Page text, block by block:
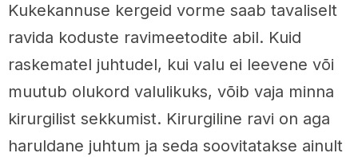
Kukekannuse kergeid vorme saab tavaliselt
ravida koduste ravimeetodite abil. Kuid
raskematel juhtudel, kui valu ei leevene või
muutub olukord valulikuks, võib vaja minna
kirurgilist sekkumist. Kirurgiline ravi on aga
haruldane juhtum ja seda soovitatakse ainult